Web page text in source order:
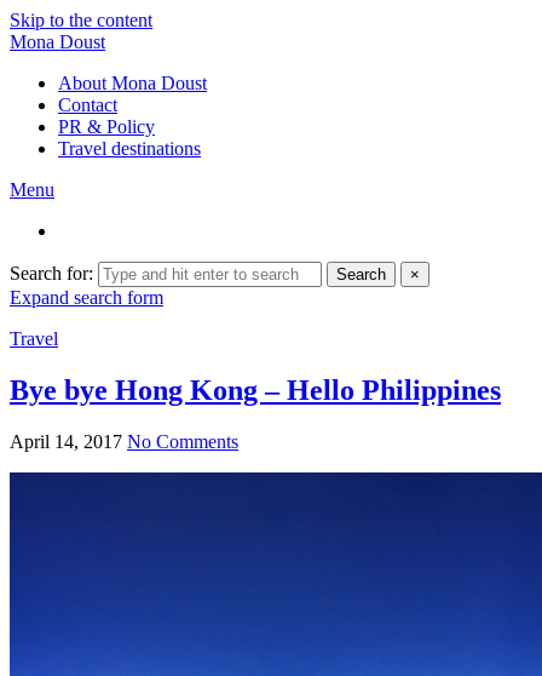
Skip to the content
Mona Doust
About Mona Doust
Contact
PR & Policy
Travel destinations
Menu
Search for: Search ×
Expand search form
Travel
Bye bye Hong Kong – Hello Philippines
April 14, 2017 No Comments